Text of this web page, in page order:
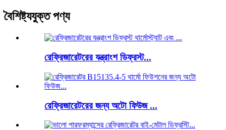
বৈশিষ্ট্যযুক্ত পণ্য
রেফ্রিজারেটরের যন্ত্রাংশ ডিফ্রস্ট...
রেফ্রিজারেটরের জন্য অটো ফিউজ ...